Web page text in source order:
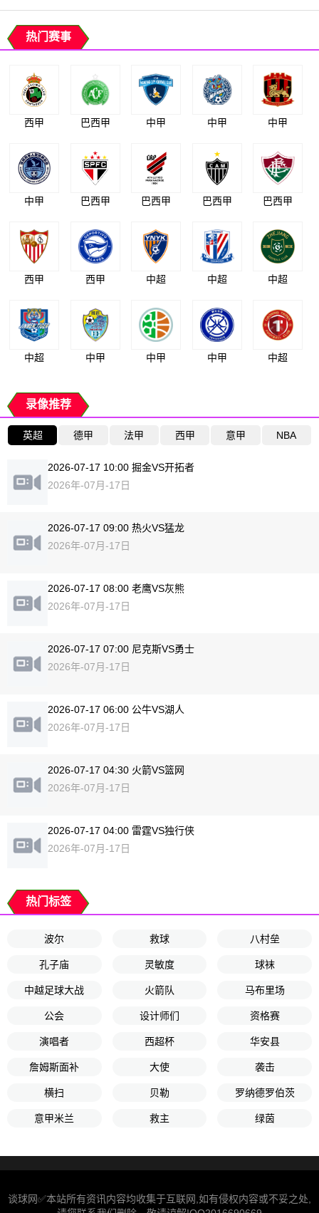
热门赛事
西甲 巴西甲 中甲 中甲 中甲
中甲 巴西甲 巴西甲 巴西甲 巴西甲
西甲 西甲 中超 中超 中超
中超 中甲 中甲 中甲 中超
录像推荐
英超 德甲 法甲 西甲 意甲 NBA
2026-07-17 10:00 掘金VS开拓者
2026年-07月-17日
2026-07-17 09:00 热火VS猛龙
2026年-07月-17日
2026-07-17 08:00 老鹰VS灰熊
2026年-07月-17日
2026-07-17 07:00 尼克斯VS勇士
2026年-07月-17日
2026-07-17 06:00 公牛VS湖人
2026年-07月-17日
2026-07-17 04:30 火箭VS篮网
2026年-07月-17日
2026-07-17 04:00 雷霆VS独行侠
2026年-07月-17日
热门标签
波尔 救球 八村垒
孔子庙 灵敏度 球袜
中越足球大战 火箭队 马布里场
公会 设计师们 资格赛
演唱者 西超杯 华安县
詹姆斯面补 大使 袭击
横扫 贝勒 罗纳德罗伯茨
意甲米兰 救主 绿茵
谈球网✅本站所有资讯内容均收集于互联网,如有侵权内容或不妥之处,